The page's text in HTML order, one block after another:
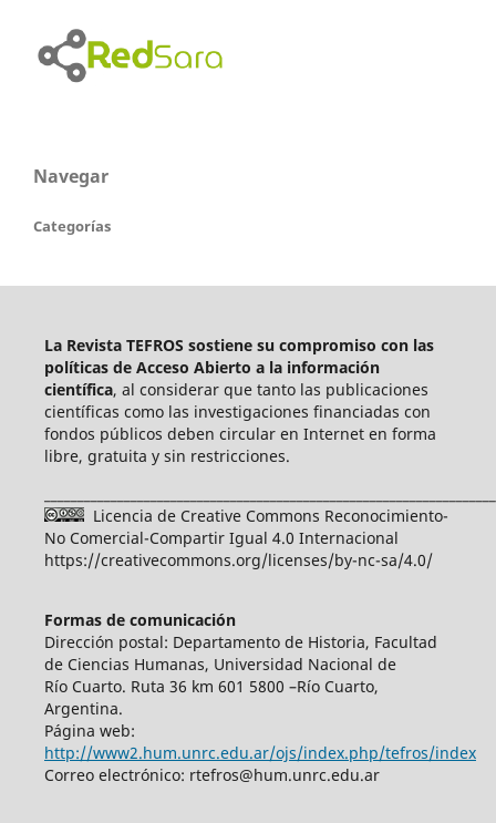
Navegar
Categorías
La Revista TEFROS sostiene su compromiso con las
políticas de Acceso Abierto a la información
científica, al considerar que tanto las publicaciones
científicas como las investigaciones financiadas con
fondos públicos deben circular en Internet en forma
libre, gratuita y sin restricciones.
Licencia de Creative Commons Reconocimiento-
No Comercial-Compartir Igual 4.0 Internacional
https://creativecommons.org/licenses/by-nc-sa/4.0/
Formas de comunicación
Dirección postal: Departamento de Historia, Facultad
de Ciencias Humanas, Universidad Nacional de
Río Cuarto. Ruta 36 km 601 5800 –Río Cuarto,
Argentina.
Página web:
http://www2.hum.unrc.edu.ar/ojs/index.php/tefros/index
Correo electrónico: rtefros@hum.unrc.edu.ar